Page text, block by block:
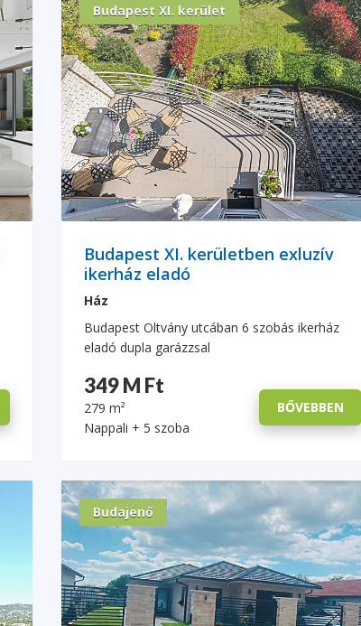
Budapest XI. kerület
Budapest XI. kerületben exluzív
ikerház eladó
Ház
Budapest Oltvány utcában 6 szobás ikerház
eladó dupla garázzsal
349 M Ft
279 m²
Nappali + 5 szoba
BŐVEBBEN
Budajenő